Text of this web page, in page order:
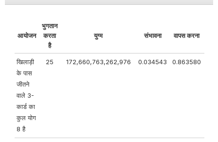
आयोजन
भुगतान
करता
है
युग्म संभावना वापस करना
खिलाड़ी
के पास
जीतने
वाले 3-
कार्ड का
कुल योग
8 है
25 172,660,763,262,976 0.034543 0.863580